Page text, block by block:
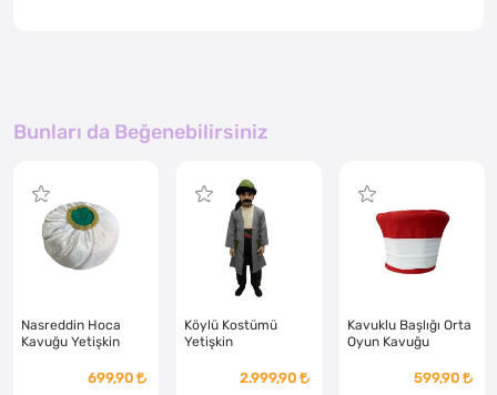
Bunları da Beğenebilirsiniz
Nasreddin Hoca
Kavuğu Yetişkin
699,90
Köylü Kostümü
Yetişkin
2.999,90
Kavuklu Başlığı Orta
Oyun Kavuğu
599,90